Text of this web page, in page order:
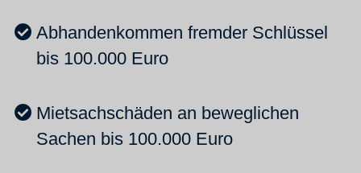
Abhandenkommen fremder Schlüssel
bis 100.000 Euro
Mietsachschäden an beweglichen
Sachen bis 100.000 Euro